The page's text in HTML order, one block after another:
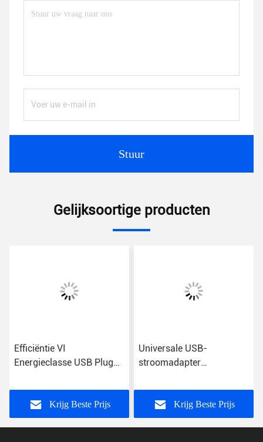
Stuur
Gelijksoortige producten
Efficiëntie VI
Energieclasse USB Plug
wisselstroominvoer voor
universeel gebruik
Krijg Beste Prijs
Universale USB-
stroomadapter
Krijg Beste Prijs